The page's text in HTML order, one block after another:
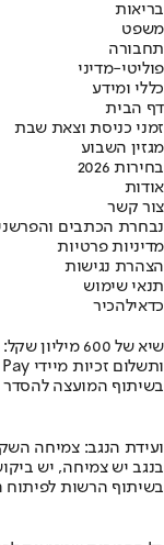
בריאות
משפט
תחבורה
פוליטי-מדיני
כללי ומידע
דף הבית
זמני כניסת וצאת שבת
מגזין השבוע
בחירות 2026
אודות
צור קשר
נבחרת הכתבים
מדיניות פרטיות
הצהרת נגישות
תנאי שימוש
כדאילהכיר
שיא של 600 מיליון שקל: הטוטו עושה מהפיכה
יחסי הימור משופרים, הפקדות ב-Apple Pay ותשלום זכיות מיידי
בשיתוף המועצה להסדר
ועידת הנגב: צמיחה
בנגב יש צמיחה, יש
בשיתוף הרשות לפיתוח